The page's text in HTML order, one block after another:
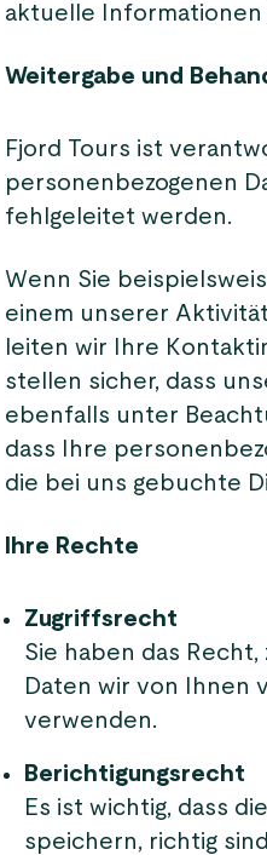
aktuelle
Weitergabe und
Fjord Tours ist
personenbezogenen
fehlgeleitet werden.
Wenn Sie
einem unserer
leiten wir Ihre
stellen sicher, dass
ebenfalls unter
dass Ihre
die bei uns gebuchte
Ihre Rechte
Zugriffsrecht
Sie haben das
Daten wir von Ihnen
verwenden.
Berichtigungsrecht
Es ist wichtig, dass
speichern, richtig